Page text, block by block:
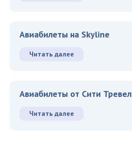
Авиабилеты на Skyline
Читать далее
Авиабилеты от Сити Тревел
Читать далее